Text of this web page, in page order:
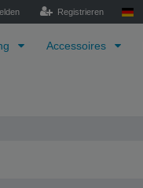
Registrieren
Accessoires